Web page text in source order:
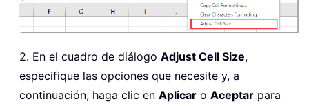
2. En el cuadro de diálogo Adjust Cell Size,
especifique las opciones que necesite y, a
continuación, haga clic en Aplicar o Aceptar para